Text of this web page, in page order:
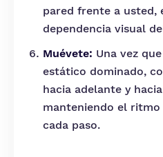
pared frente a usted,
dependencia visual
Muévete: Una vez
estático dominado,
hacia adelante y
manteniendo el
cada paso.